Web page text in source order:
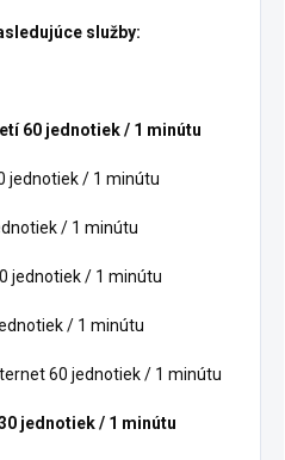
služby:
60 jednotiek / 1 minútu
jednotiek / 1 minútu
/ 1 minútu
jednotiek / 1 minútu
/ 1 minútu
60 jednotiek / 1 minútu
jednotiek / 1 minútu